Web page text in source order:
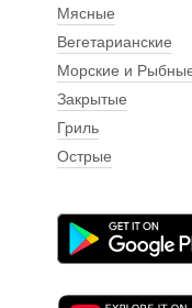
Мясные
Вегетарианские
Морские и
Закрытые
Гриль
Острые